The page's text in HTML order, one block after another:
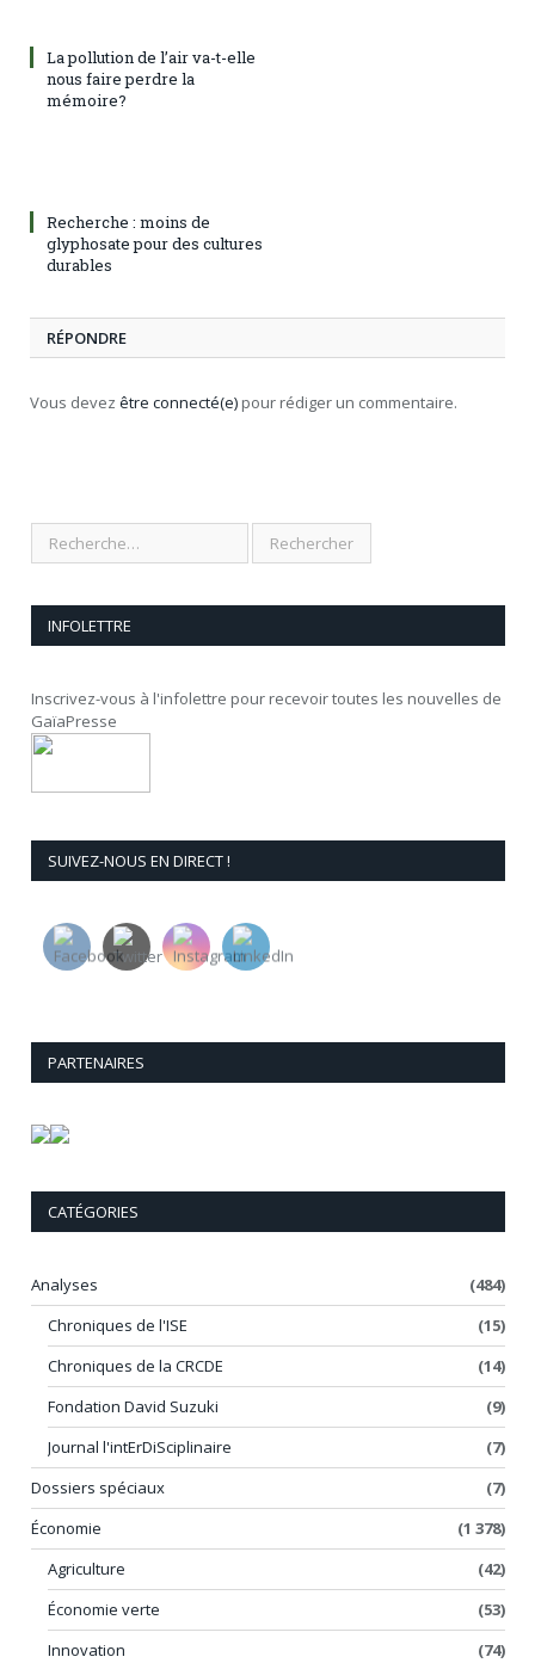
La pollution de l’air va-t-elle
nous faire perdre la
mémoire?
Recherche : moins de
glyphosate pour des cultures
durables
RÉPONDRE
Vous devez être connecté(e) pour rédiger un commentaire.
INFOLETTRE
Inscrivez-vous à l'infolettre pour recevoir toutes les nouvelles de
GaïaPresse
SUIVEZ-NOUS EN DIRECT !
PARTENAIRES
CATÉGORIES
Analyses
(484)
Chroniques de l'ISE
(15)
Chroniques de la CRCDE
(14)
Fondation David Suzuki
(9)
Journal l'intErDiSciplinaire
(7)
Dossiers spéciaux
(7)
Économie
(1 378)
Agriculture
(42)
Économie verte
(53)
Innovation
(74)